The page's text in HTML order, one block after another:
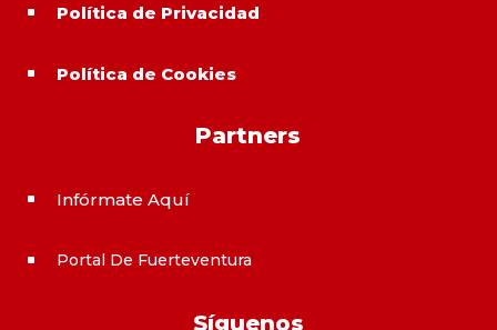
^ Política de Privacidad
^ Política de Cookies
Partners
^ Infórmate Aquí
^ Portal De Fuerteventura
Síguenos